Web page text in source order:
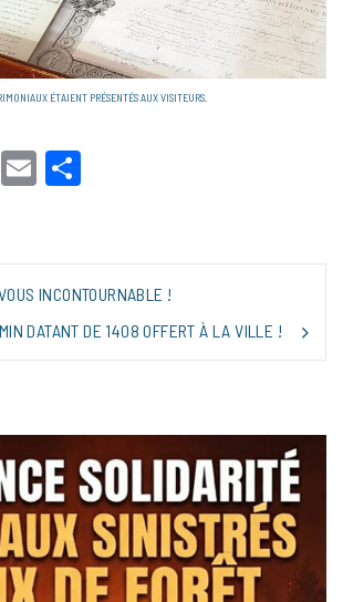
ÉTAIENT PRÉSENTÉS AUX VISITEURS.
WhatsApp
Email
INCONTOURNABLE !
DATANT DE 1408 OFFERT À LA VILLE !